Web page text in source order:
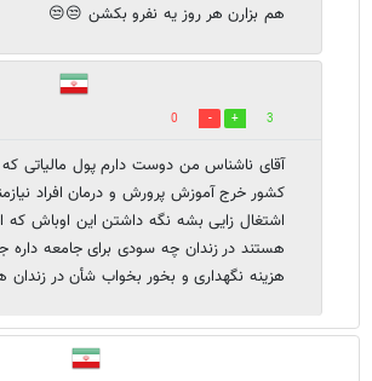
هم بزارن هر روز یه نفرو بکشن 😒😒
3
0
آقای ناشناس من دوست دارم پول مالیاتی
کشور خرج آموزش پرورش و درمان افراد
اشتغال زایی بشه نگه داشتن این اوباش
هستند در زندان چه سودی برای جامعه داره
هزینه نگهداری و بخور بخواب شأن در